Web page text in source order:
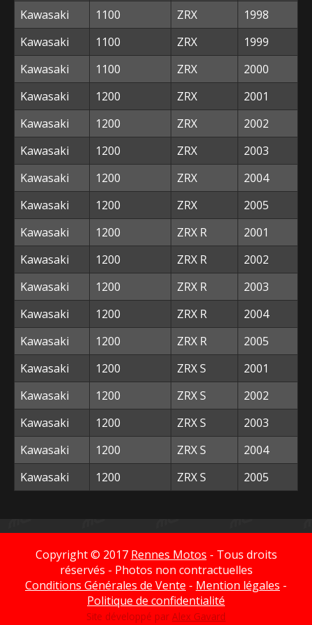
Kawasaki 1100 ZRX
1998
Kawasaki
1100 ZRX
1999
Kawasaki
1100 ZRX
2000
Kawasaki
1200 ZRX
2001
Kawasaki
1200 ZRX
2002
Kawasaki
1200 ZRX
2003
Kawasaki
1200 ZRX
2004
Kawasaki
1200 ZRX
2005
Kawasaki
1200 ZRX R
2001
Kawasaki
1200 ZRX R
2002
Kawasaki
1200 ZRX R
2003
Kawasaki
1200 ZRX R
2004
Kawasaki
1200 ZRX R
2005
Kawasaki
1200 ZRX S
2001
Kawasaki
1200 ZRX S
2002
Kawasaki
1200 ZRX S
2003
Kawasaki
1200 ZRX S
2004
Kawasaki
1200 ZRX S 2005
Copyright © 2017 Rennes Motos - Tous droits
réservés - Photos non contractuelles
Conditions Générales de Vente - Mention légales -
Politique de confidentialité
Site développé par Alex Gavard